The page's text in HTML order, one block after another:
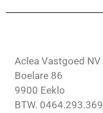
Aclea Vastgoed NV
Boelare 86
9900 Eeklo
BTW. 0464.293.369